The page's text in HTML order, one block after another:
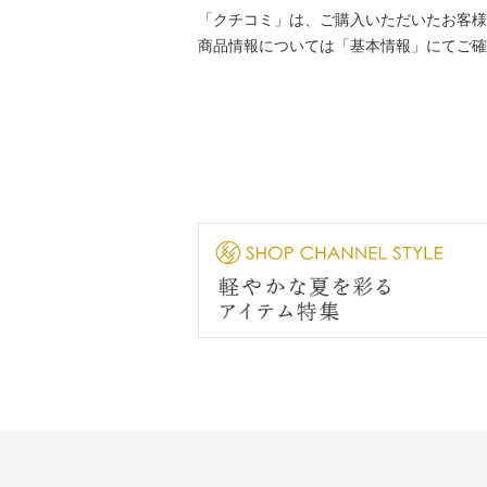
「クチコミ」は、ご購入いただいたお客
商品情報については「基本情報」にてご